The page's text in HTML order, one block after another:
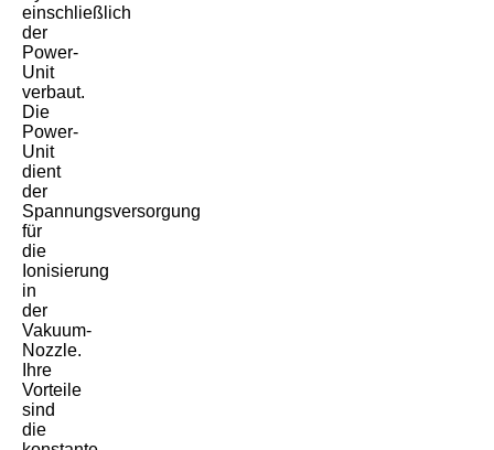
einschließlich
der
Power-
Unit
verbaut.
Die
Power-
Unit
dient
der
Spannungsversorgung
für
die
Ionisierung
in
der
Vakuum-
Nozzle.
Ihre
Vorteile
sind
die